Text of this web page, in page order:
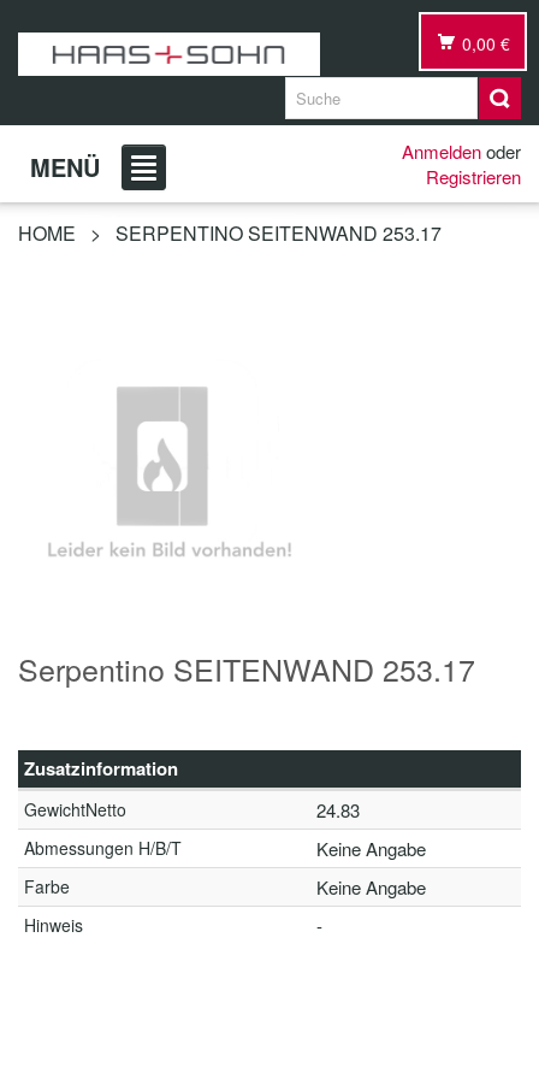
0,00 €
MENÜ Anmeldenoder
Registrieren
HOME > SERPENTINO SEITENWAND 253.17
Serpentino SEITENWAND 253.17
Zusatzinformation
GewichtNetto 24.83
Abmessungen H/B/T Keine Angabe
Farbe Keine Angabe
Hinweis -